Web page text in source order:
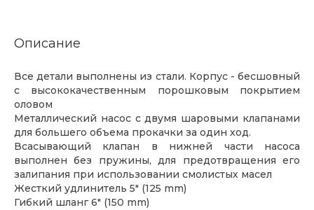
Описание
Все детали выполнены из стали. Корпус - бесшовный
с высококачественным порошковым покрытием
оловом
Металлический насос с двумя шаровыми клапанами
для большего объема прокачки за один ход.
Всасывающий клапан в нижней части насоса
выполнен без пружины, для предотвращения его
залипания при использовании смолистых масел
Жесткий удлинитель 5" (125 mm)
Гибкий шланг 6" (150 mm)